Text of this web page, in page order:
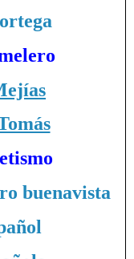
buenavista